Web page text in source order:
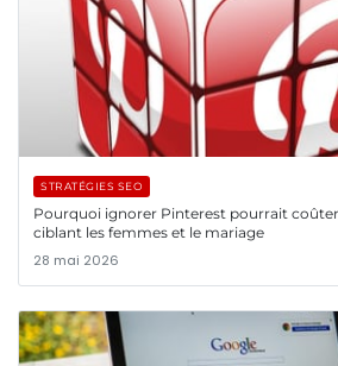
STRATÉGIES SEO
Pourquoi ignorer Pinterest pourrait
ciblant les femmes et le mariage
28 mai 2026